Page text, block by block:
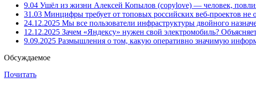
9.04 Ушёл из жизни Алексей Копылов (copylove) — человек,
31.03 Минцифры требует от топовых российских веб-проектов не
24.12.2025 Мы все пользователи инфраструктуры двойного
12.12.2025 Зачем «Яндексу» нужен свой электромобиль?
9.09.2025 Размышления о том, какую оперативно значимую
Обсуждаемое
Почитать